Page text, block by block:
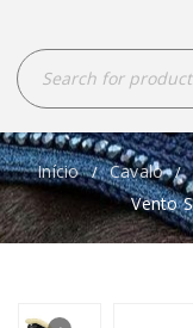
Início / Cavalo /
Vento